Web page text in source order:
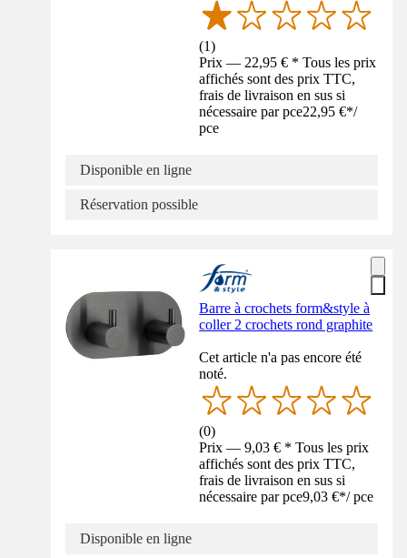
(1)
Prix — 22,95 € * Tous les prix
affichés sont des prix TTC,
frais de livraison en sus si
nécessaire par pce22,95 €*/
pce
Disponible en ligne
Réservation possible
Barre à crochets form&style à
coller 2 crochets rond graphite
Cet article n'a pas encore été
noté.
(0)
Prix — 9,03 € * Tous les prix
affichés sont des prix TTC,
frais de livraison en sus si
nécessaire par pce9,03 €*/ pce
Disponible en ligne